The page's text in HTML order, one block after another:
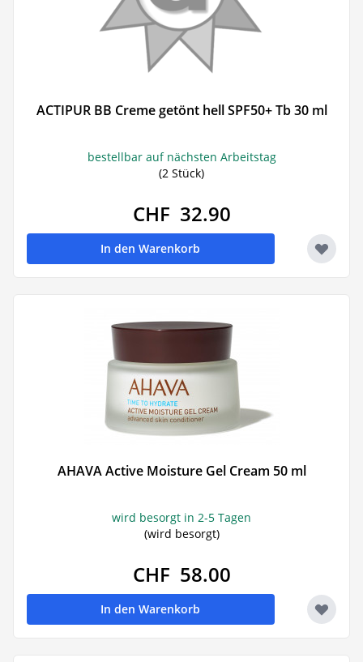
ACTIPUR BB Creme getönt hell SPF50+ Tb 30 ml
bestellbar auf nächsten Arbeitstag
(2 Stück)
CHF 32.90
In den Warenkorb
AHAVA Active Moisture Gel Cream 50 ml
wird besorgt in 2-5 Tagen
(wird besorgt)
CHF 58.00
In den Warenkorb